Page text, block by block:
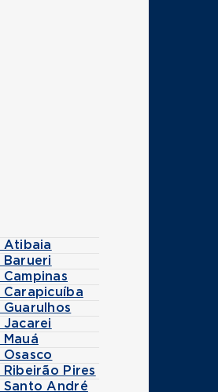
Atibaia
Barueri
Carapicuíba
Jacarei
Pires
Santo André